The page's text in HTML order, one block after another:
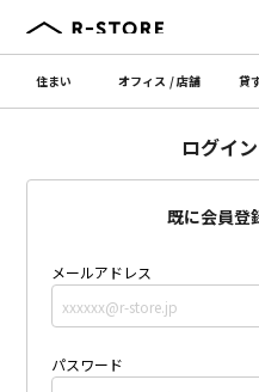
住まい オフィス /店舗 貸
ログイ
既に会員登
メールアドレス
パスワード